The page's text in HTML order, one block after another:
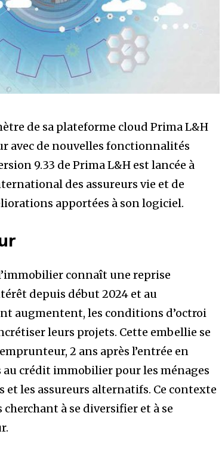
de sa plateforme cloud Prima L&H
avec de nouvelles fonctionnalités
9.33 de Prima L&H est lancée à
des assureurs vie et de
apportées à son logiciel.
connaît une reprise
depuis début 2024 et au
augmentent, les conditions d’octroi
leurs projets. Cette embellie se
2 ans après l’entrée en
au crédit immobilier pour les ménages
et les assureurs alternatifs. Ce contexte
à se diversifier et à se